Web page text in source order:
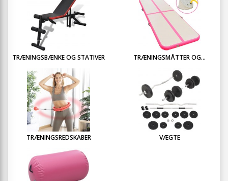
TRÆNINGSBÆNKE OG STATIVER TRÆNINGSMÅTTER OG...
TRÆNINGSREDSKABER VÆGTE